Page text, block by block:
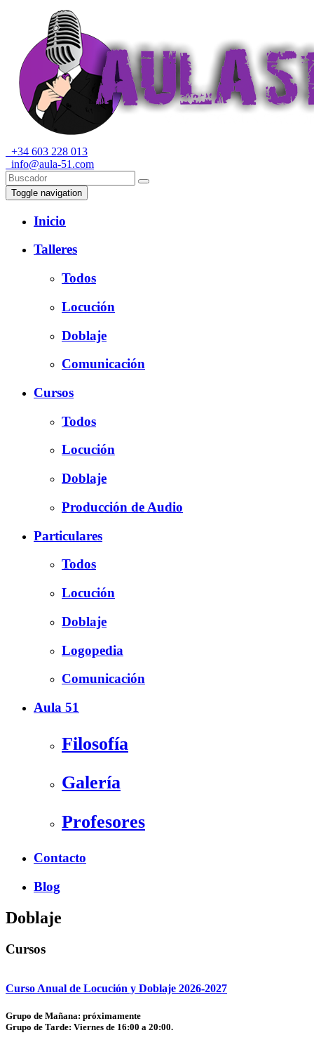
+34 603 228 013
info@aula-51.com
Toggle navigation
Inicio
Talleres
Todos
Locución
Doblaje
Comunicación
Cursos
Todos
Locución
Doblaje
Producción de Audio
Particulares
Todos
Locución
Doblaje
Logopedia
Comunicación
Aula 51
Filosofía
Galería
Profesores
Contacto
Blog
Doblaje
Cursos
Curso Anual de Locución y Doblaje 2026-2027
Grupo de Mañana: próximamente
Grupo de Tarde: Viernes de 16:00 a 20:00.